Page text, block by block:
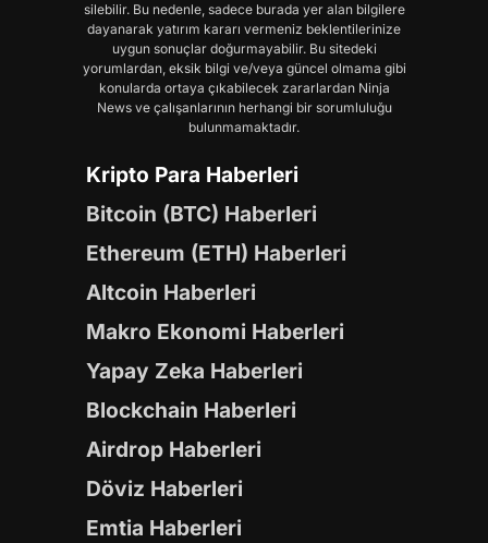
silebilir. Bu nedenle, sadece burada yer alan bilgilere
dayanarak yatırım kararı vermeniz beklentilerinize
uygun sonuçlar doğurmayabilir. Bu sitedeki
yorumlardan, eksik bilgi ve/veya güncel olmama gibi
konularda ortaya çıkabilecek zararlardan Ninja
News ve çalışanlarının herhangi bir sorumluluğu
bulunmamaktadır.
Kripto Para Haberleri
Bitcoin (BTC) Haberleri
Ethereum (ETH) Haberleri
Altcoin Haberleri
Makro Ekonomi Haberleri
Yapay Zeka Haberleri
Blockchain Haberleri
Airdrop Haberleri
Döviz Haberleri
Emtia Haberleri